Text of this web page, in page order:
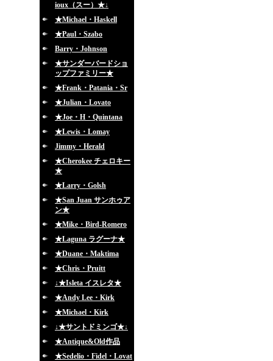
ioux（スー）★↓
★Michael・Haskell
★Paul・Szabo
Barry・Johnson
★サンダーバードショ
ップファミリー★
★Frank・Patania・Sr
★Julian・Lovato
★Joe・H・Quintana
★Lewis・Lomay
Jimmy・Herald
★Cherokee チェロキー
★
★Larry・Golsh
★San Juan サンホゥア
ン★
★Mike・Bird-Romero
★Laguna ラグーナ★
★Duane・Maktima
★Chris・Pruitt
↓★Isleta イスレタ★
★Andy Lee・Kirk
★Michael・Kirk
↓★サントドミンゴ★↓
★Antique&Old作品
★Sedelio・Fidel・Lovat